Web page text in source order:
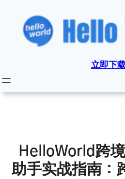
立即下
HelloWorld跨
助手实战指南：